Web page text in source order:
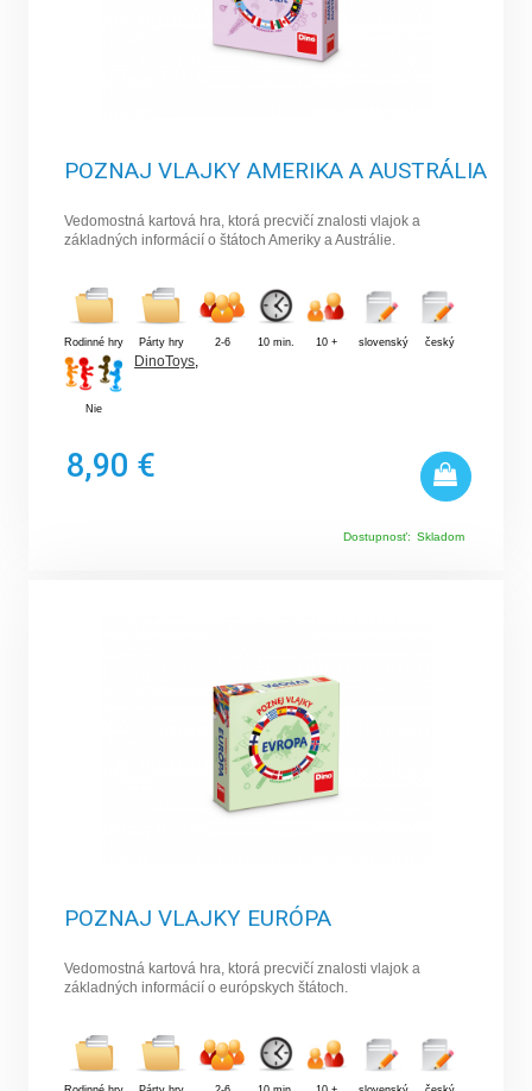
POZNAJ VLAJKY AMERIKA A AUSTRÁLIA
Vedomostná kartová hra, ktorá precvičí znalosti vlajok a
základných informácií o štátoch Ameriky a Austrálie.
Rodinné hry Párty hry 2-6 10 min. 10 + slovenský český
Nie
DinoToys
8,90 €
Dostupnosť: Skladom
POZNAJ VLAJKY EURÓPA
Vedomostná kartová hra, ktorá precvičí znalosti vlajok a
základných informácií o európskych štátoch.